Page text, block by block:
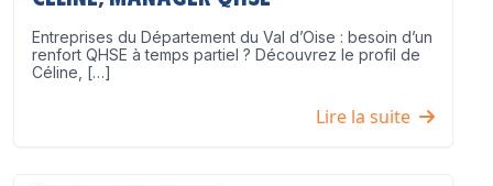
Entreprises du Département du Val d’Oise : besoin d’un
renfort QHSE à temps partiel ? Découvrez le profil de
Céline, […]
Lire la suite